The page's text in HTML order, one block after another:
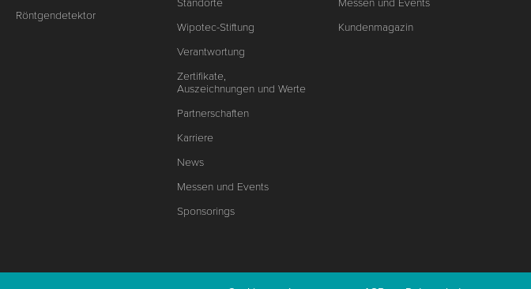
Röntgendetektor
Wipotec-Stiftung
Verantwortung
Zertifikate,
Auszeichnungen und Werte
Partnerschaften
Karriere
News
Messen und Events
Sponsorings
Kundenmagazin